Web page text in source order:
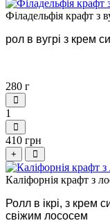
Філадельфія крафт з
рол в вугрі з крем
280 г
1
410 грн
+
Каліфорнія крафт з
Ролл в ікрі, з крем
свіжим лососем